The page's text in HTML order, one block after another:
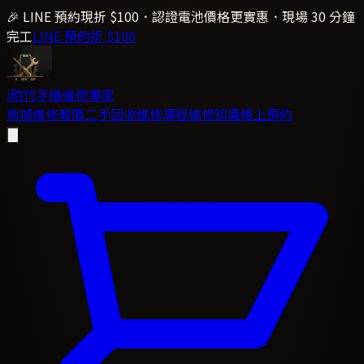
🎉 LINE 預約現折 $100．認證電池價格更實惠．現場 30 分鐘
完工LINE 預約折 $100
i時代手機維修專家
商城維修報價二手回收維修課程維修知識線上預約